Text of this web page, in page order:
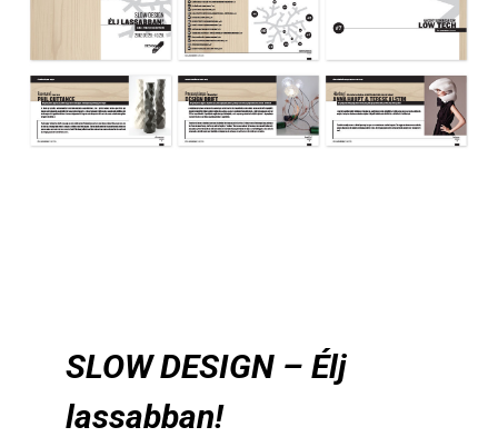
SLOW DESIGN – Élj
lassabban!